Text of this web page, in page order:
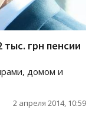
тыс. грн пенсии
домом и
2 апреля 2014, 10:59